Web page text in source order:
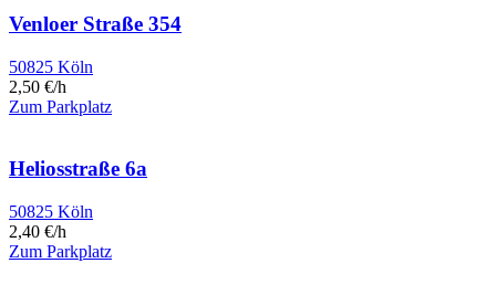
Venloer Straße 354
50825 Köln
2,50 €/h
Zum Parkplatz
Heliosstraße 6a
50825 Köln
2,40 €/h
Zum Parkplatz